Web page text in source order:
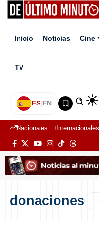
Inicio Noticias Cine
TV
ES|EN
Nacionales Internacionales
donaciones